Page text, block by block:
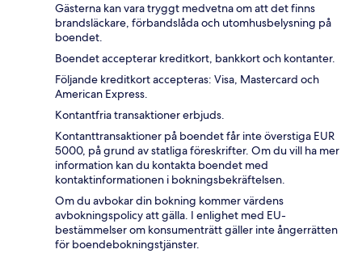
Gästerna kan vara tryggt medvetna om att det finns
brandsläckare, förbandslåda och utomhusbelysning på
boendet.
Boendet accepterar kreditkort, bankkort och kontanter.
Följande kreditkort accepteras: Visa, Mastercard och
American Express.
Kontantfria transaktioner erbjuds.
Kontanttransaktioner på boendet får inte överstiga EUR
5000, på grund av statliga föreskrifter. Om du vill ha mer
information kan du kontakta boendet med
kontaktinformationen i bokningsbekräftelsen.
Om du avbokar din bokning kommer värdens
avbokningspolicy att gälla. I enlighet med EU-
bestämmelser om konsumenträtt gäller inte ångerrätten
för boendebokningstjänster.